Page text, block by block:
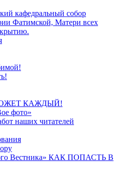
кафедральный собор
Фатимской, Матери всех
КАЖДЫЙ!
фото»
наших читателей
Вестника» КАК ПОПАСТЬ В